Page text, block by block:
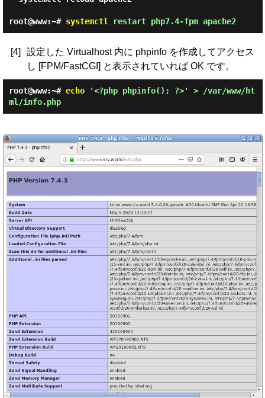
root@www:~# systemctl restart php7.4-fpm apache2
[4]
設定した Virtualhost 内に phpinfo を作成してアクセス
し [FPM/FastCGI] と表示されていれば OK です。
root@www:~# echo'<?php phpinfo(); ?>' > /var/www/ht
ml/info.php